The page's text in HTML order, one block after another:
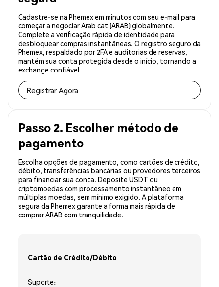
Cadastre-se na Phemex em minutos com seu e-mail para
começar a negociar Arab cat (ARAB) globalmente.
Complete a verificação rápida de identidade para
desbloquear compras instantâneas. O registro seguro da
Phemex, respaldado por 2FA e auditorias de reservas,
mantém sua conta protegida desde o início, tornando a
exchange confiável.
Registrar Agora
Passo 2. Escolher método de
pagamento
Escolha opções de pagamento, como cartões de crédito,
débito, transferências bancárias ou provedores terceiros
para financiar sua conta. Deposite USDT ou
criptomoedas com processamento instantâneo em
múltiplas moedas, sem mínimo exigido. A plataforma
segura da Phemex garante a forma mais rápida de
comprar ARAB com tranquilidade.
Cartão de Crédito/Débito
Suporte: